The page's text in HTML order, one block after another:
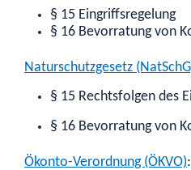
§ 15 Eingriffsregelung
§ 16 Bevorratung von
Naturschutzgesetz
§ 15 Rechtsfolgen des
§ 16 Bevorratung von
Ökonto-Verordnung (ÖKVO):